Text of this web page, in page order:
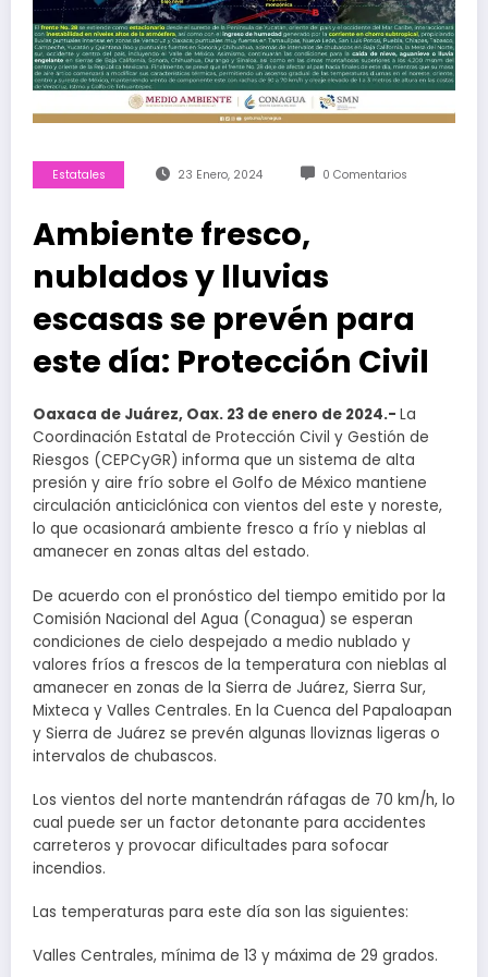
Estatales 23 Enero, 2024 0 Comentarios
Ambiente fresco,
nublados y lluvias
escasas se prevén para
este día: Protección Civil
Oaxaca de Juárez, Oax. 23 de enero de 2024.- La
Coordinación Estatal de Protección Civil y Gestión de
Riesgos (CEPCyGR) informa que un sistema de alta
presión y aire frío sobre el Golfo de México mantiene
circulación anticiclónica con vientos del este y noreste,
lo que ocasionará ambiente fresco a frío y nieblas al
amanecer en zonas altas del estado.
De acuerdo con el pronóstico del tiempo emitido por la
Comisión Nacional del Agua (Conagua) se esperan
condiciones de cielo despejado a medio nublado y
valores fríos a frescos de la temperatura con nieblas al
amanecer en zonas de la Sierra de Juárez, Sierra Sur,
Mixteca y Valles Centrales. En la Cuenca del Papaloapan
y Sierra de Juárez se prevén algunas lloviznas ligeras o
intervalos de chubascos.
Los vientos del norte mantendrán ráfagas de 70 km/h, lo
cual puede ser un factor detonante para accidentes
carreteros y provocar dificultades para sofocar
incendios.
Las temperaturas para este día son las siguientes:
Valles Centrales, mínima de 13 y máxima de 29 grados.